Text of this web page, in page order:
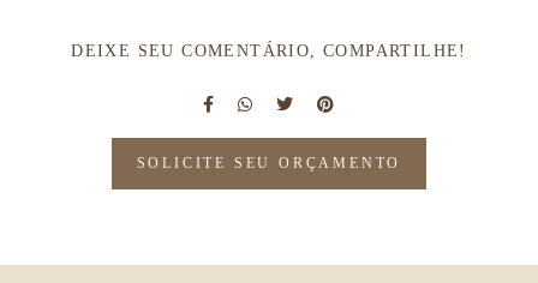
DEIXE SEU COMENTÁRIO, COMPARTILHE!
SOLICITE SEU ORÇAMENTO